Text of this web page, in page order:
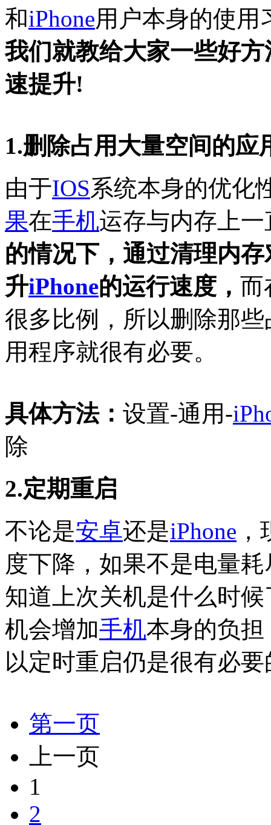
和iPhone用户本身的使用
我们就教给大家一些好
速提升!
1.删除占用大量空间的应
由于IOS系统本身的优化
果在手机运存与内存上
的情况下，通过清理内存
升iPhone的运行速度， 而
很多比例，所以删除那
用程序就很有必要。
具体方法： 设置-通用-
除
2.定期重启
不论是安卓还是iPhone
度下降，如果不是电量
知道上次关机是什么时
机会增加手机本身的负担
以定时重启仍是很有必要
第一页
上一页
1
2